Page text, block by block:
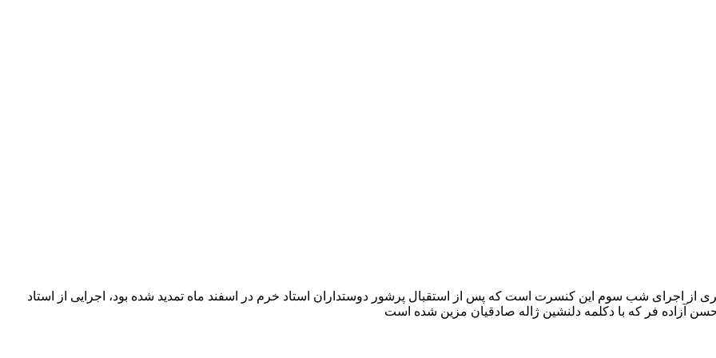
۲ لوح فشرده صوتی و ۱ دی وی دی تصویری از اجرای شب سوم این کنسرت است که پس از استقبال پرشور دوستداران استاد خرم در اسفند ماه تمدید شده بود، اجرایی از استاد
آزاده فر که با دکلمه دلنشین ژاله صادقیان مزین شده است